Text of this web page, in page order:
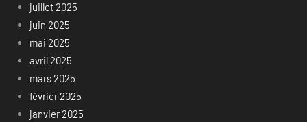
juillet 2025
juin 2025
mai 2025
avril 2025
mars 2025
février 2025
janvier 2025